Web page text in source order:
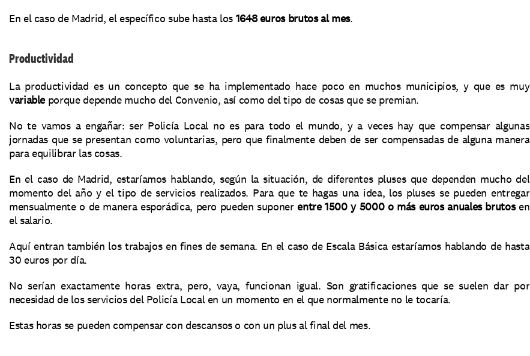
En el caso de Madrid, el específico sube hasta los 1648 euros brutos al mes.
Productividad
variable porque depende mucho del Convenio, así como del tipo de cosas que se premian.
No te vamos a engañar: ser Policía Local no es para todo el mundo, y a veces hay que compensar algunas
jornadas que se presentan como voluntarias, pero que finalmente deben de ser compensadas de alguna manera
para equilibrar las cosas.
En el caso de Madrid, estaríamos hablando, según la situación, de diferentes pluses que dependen mucho del
momento del año y el tipo de servicios realizados. Para que te hagas una idea, los pluses se pueden entregar
mensualmente o de manera esporádica, pero pueden suponer entre 1500 y 5000 o más euros anuales brutos en
el salario.
Aquí entran también los trabajos en fines de semana. En el caso de Escala Básica estaríamos hablando de hasta
30 euros por día.
No serían exactamente horas extra, pero, vaya, funcionan igual. Son gratificaciones que se suelen dar por
necesidad de los servicios del Policía Local en un momento en el que normalmente no le tocaría.
Estas horas se pueden compensar con descansos o con un plus al final del mes.